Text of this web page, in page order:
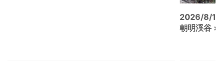
2026/8/
朝明渓谷 ×